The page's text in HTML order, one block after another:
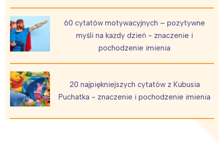
60 cytatów motywacyjnych – pozytywne
myśli na każdy dzień - znaczenie i
pochodzenie imienia
20 najpiękniejszych cytatów z Kubusia
Puchatka - znaczenie i pochodzenie imienia